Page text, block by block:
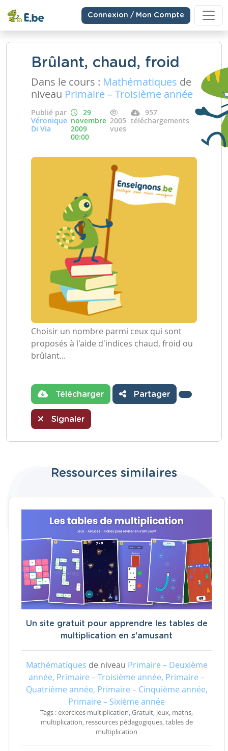
Connexion / Mon Compte
Brûlant, chaud, froid
Dans le cours : Mathématiques de
niveau Primaire – Troisième année
Publié par
Véronique
Di Via
29
novembre
2009
00:00
2005
vues
957
téléchargements
Choisir un nombre parmi ceux qui sont
proposés à l'aide d'indices chaud, froid ou
brûlant...
Télécharger Partager
Signaler
Ressources similaires
Un site gratuit pour apprendre les tables de
multiplication en s'amusant
Mathématiques de niveau Primaire – Deuxième
année, Primaire – Troisième année, Primaire –
Quatrième année, Primaire – Cinquième année,
Primaire – Sixième année
Tags : exercices multiplication, Gratuit, jeux, maths,
multiplication, ressources pédagogiques, tables de
multiplication